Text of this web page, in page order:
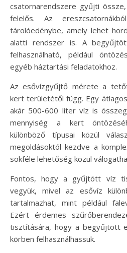
csatornarendszere gyűjti
felelős. Az
tárolóedénybe, amely lehet
alatti rendszer is. A
felhasználható, például
egyéb háztartási feladatokhoz.
Az esővízgyűjtő mérete a
kert területétől függ. Egy
akár 500-600 liter víz is
mennyiség a kert
különböző típusai közül
megoldásoktól kezdve a
sokféle lehetőség közül
Fontos, hogy a gyűjtött víz
vegyük, mivel az esővíz
tartalmazhat, mint például
Ezért érdemes
tisztítására, hogy a begyűjtött
körben felhasználhassuk.